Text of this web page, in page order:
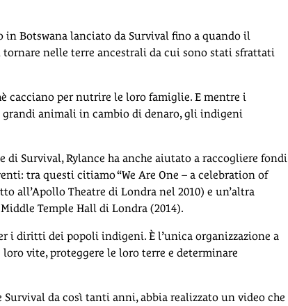
Botswana lanciato da Survival fino a quando il
nelle terre ancestrali da cui sono stati sfrattati
cacciano per nutrire le loro famiglie. E mentre i
animali in cambio di denaro, gli indigeni
di Survival, Rylance ha anche aiutato a raccogliere fondi
tra questi citiamo “We Are One – a celebration of
all’Apollo Theatre di Londra nel 2010) e un’altra
Temple Hall di Londra (2014).
i diritti dei popoli indigeni. È l’unica organizzazione a
vite, proteggere le loro terre e determinare
da così tanti anni, abbia realizzato un video che